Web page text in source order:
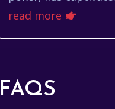
minds across India
read more
FAQS